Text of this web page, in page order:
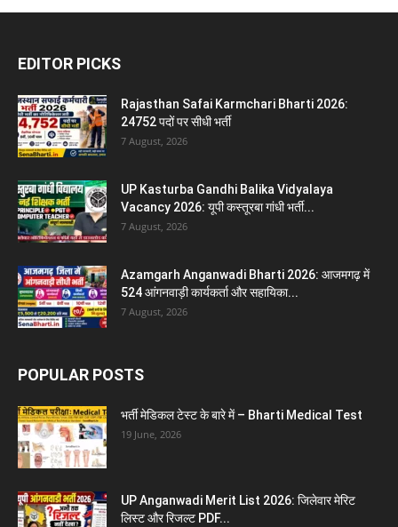
EDITOR PICKS
Rajasthan Safai Karmchari Bharti 2026:
24752 पदों पर सीधी भर्ती
7 August, 2026
UP Kasturba Gandhi Balika Vidyalaya
Vacancy 2026: यूपी कस्तूरबा गांधी भर्ती...
7 August, 2026
Azamgarh Anganwadi Bharti 2026: आजमगढ़ में
524 आंगनवाड़ी कार्यकर्ता और सहायिका...
7 August, 2026
POPULAR POSTS
भर्ती मेडिकल टेस्ट के बारे में – Bharti Medical Test
19 June, 2026
UP Anganwadi Merit List 2026: जिलेवार मेरिट
लिस्ट और रिजल्ट PDF...